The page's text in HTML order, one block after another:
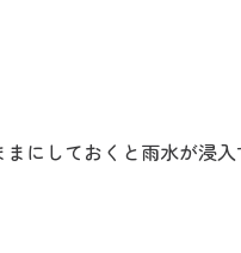
にしておくと雨水が浸